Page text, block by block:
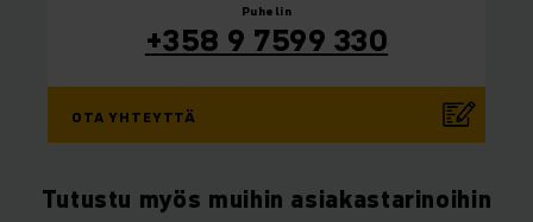
Puhelin
+358 9 7599 330
OTA YHTEYTTÄ
Tutustu myös muihin asiakastarinoihin